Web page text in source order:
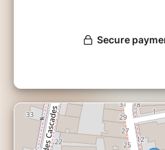
rythm'n blues et de la
qu'ils affectionnent tant.
rythmiques endiablées.
Ciara Thompson : voix
Cédric Gerfaud : batterie
Riad Klai : guitare